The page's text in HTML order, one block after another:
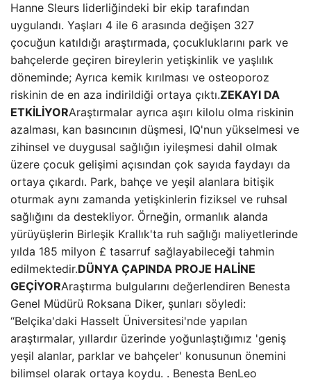
Hanne Sleurs liderliğindeki bir ekip tarafından
uygulandı. Yaşları 4 ile 6 arasında değişen 327
çocuğun katıldığı araştırmada, çocukluklarını park ve
bahçelerde geçiren bireylerin yetişkinlik ve yaşlılık
döneminde; Ayrıca kemik kırılması ve osteoporoz
riskinin de en aza indirildiği ortaya çıktı.ZEKAYI DA
ETKİLİYORAraştırmalar ayrıca aşırı kilolu olma riskinin
azalması, kan basıncının düşmesi, IQ'nun yükselmesi ve
zihinsel ve duygusal sağlığın iyileşmesi dahil olmak
üzere çocuk gelişimi açısından çok sayıda faydayı da
ortaya çıkardı. Park, bahçe ve yeşil alanlara bitişik
oturmak aynı zamanda yetişkinlerin fiziksel ve ruhsal
sağlığını da destekliyor. Örneğin, ormanlık alanda
yürüyüşlerin Birleşik Krallık'ta ruh sağlığı maliyetlerinde
yılda 185 milyon £ tasarruf sağlayabileceği tahmin
edilmektedir.DÜNYA ÇAPINDA PROJE HALİNE
GEÇİYORAraştırma bulgularını değerlendiren Benesta
Genel Müdürü Roksana Diker, şunları söyledi:
“Belçika'daki Hasselt Üniversitesi'nde yapılan
araştırmalar, yıllardır üzerinde yoğunlaştığımız 'geniş
yeşil alanlar, parklar ve bahçeler' konusunun önemini
bilimsel olarak ortaya koydu. . Benesta BenLeo